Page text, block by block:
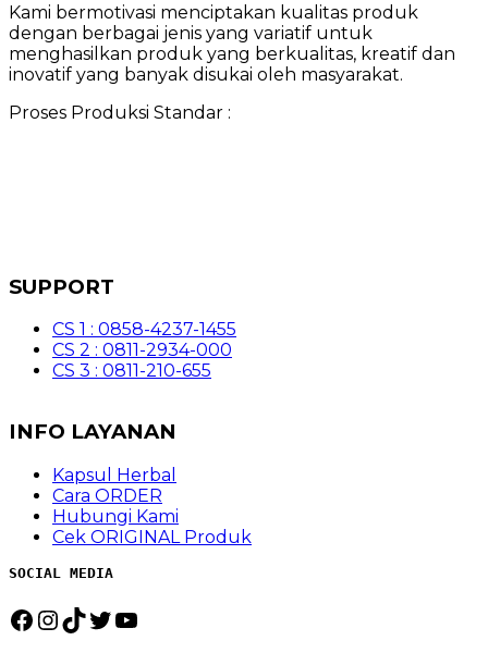
Kami bermotivasi menciptakan kualitas produk
dengan berbagai jenis yang variatif untuk
menghasilkan produk yang berkualitas, kreatif dan
inovatif yang banyak disukai oleh masyarakat.
Proses Produksi Standar :
SUPPORT
CS 1 : 0858-4237-1455
CS 2 : 0811-2934-000
CS 3 : 0811-210-655
INFO LAYANAN
Kapsul Herbal
Cara ORDER
Hubungi Kami
Cek ORIGINAL Produk
SOCIAL MEDIA
Facebook
Instagram
TikTok
Twitter
YouTube